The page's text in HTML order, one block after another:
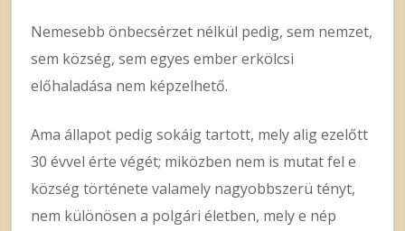
Nemesebb önbecsérzet nélkül pedig, sem nemzet,
sem község, sem egyes ember erkölcsi
előhaladása nem képzelhető.
Ama állapot pedig sokáig tartott, mely alig ezelőtt
30 évvel érte végét; miközben nem is mutat fel e
község története valamely nagyobbszerü tényt,
nem különösen a polgári életben, mely e nép